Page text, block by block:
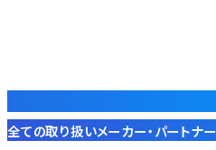
全ての取り扱いメーカー・パートナー